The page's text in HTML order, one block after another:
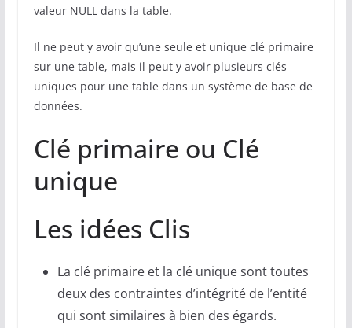
valeur NULL dans la table.
Il ne peut y avoir qu’une seule et unique clé primaire
sur une table, mais il peut y avoir plusieurs clés
uniques pour une table dans un système de base de
données.
Clé primaire ou Clé
unique
Les idées Clis
La clé primaire et la clé unique sont toutes
deux des contraintes d’intégrité de l’entité
qui sont similaires à bien des égards.